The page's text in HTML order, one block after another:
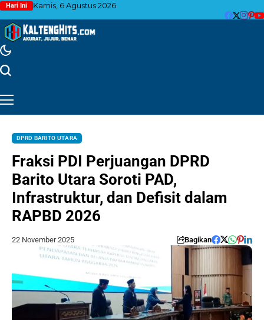
Hari Ini Kamis, 6 Agustus 2026
DPRD BARITO UTARA
Fraksi PDI Perjuangan DPRD
Barito Utara Soroti PAD,
Infrastruktur, dan Defisit dalam
RAPBD 2026
22 November 2025 Bagikan